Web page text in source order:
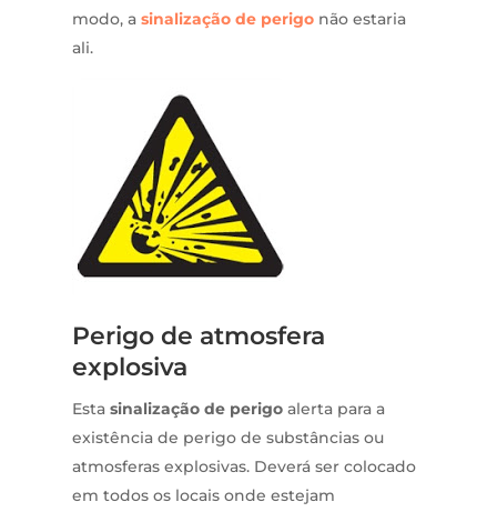
modo, a sinalização de perigo não estaria
ali.
Perigo de atmosfera
explosiva
Esta sinalização de perigo alerta para a
existência de perigo de substâncias ou
atmosferas explosivas. Deverá ser colocado
em todos os locais onde estejam